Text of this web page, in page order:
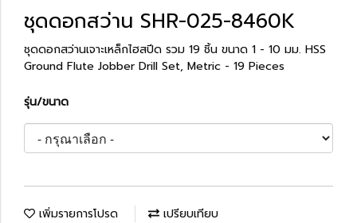
ชุดดอกสว่าน SHR-025-8460K
ชุดดอกสว่านเจาะเหล็กไฮสปีด รวม 19 ชิ้น ขนาด 1 - 10 มม. HSS
Ground Flute Jobber Drill Set, Metric - 19 Pieces
รุ่น/ขนาด
เพิ่มรายการโปรด เปรียบเทียบ